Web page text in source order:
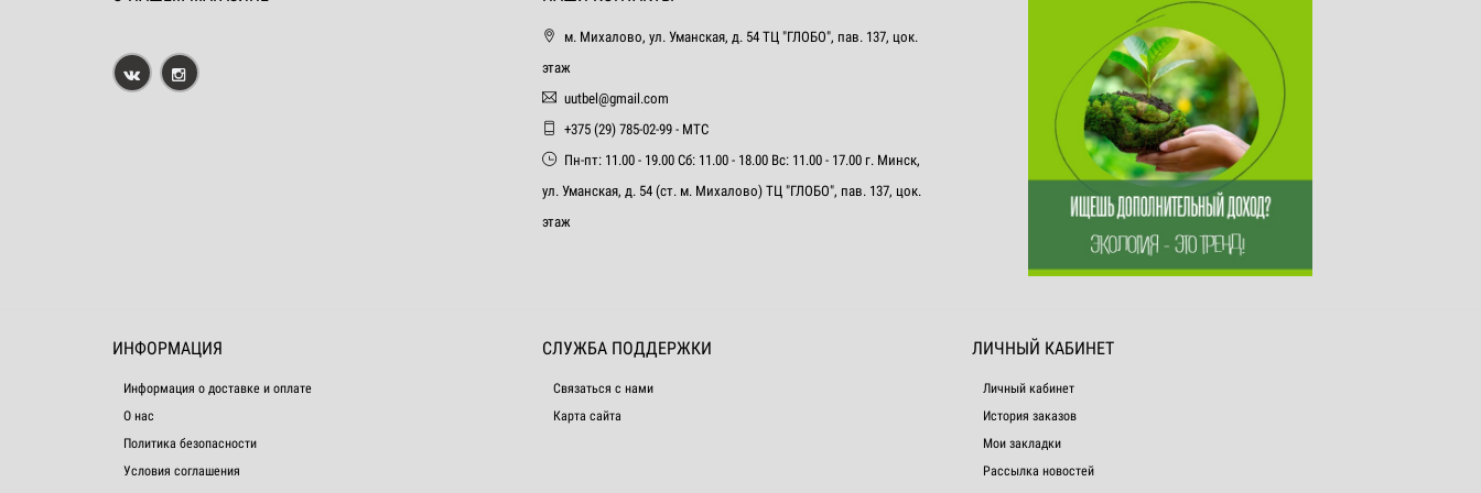
м. Михалово, ул. Уманская, д. 54 ТЦ "ГЛОБО", пав. 137, цок.
этаж
uutbel@gmail.com
+375 (29) 785-02-99 - МТС
Пн-пт: 11.00 - 19.00 Сб: 11.00 - 18.00 Вс: 11.00 - 17.00 г. Минск,
ул. Уманская, д. 54 (ст. м. Михалово) ТЦ "ГЛОБО", пав. 137, цок.
этаж
ИНФОРМАЦИЯ
Информация о доставке и оплате
О нас
Политика безопасности
Условия соглашения
СЛУЖБА ПОДДЕРЖКИ
Связаться с нами
Карта сайта
ЛИЧНЫЙ КАБИНЕТ
Личный кабинет
История заказов
Мои закладки
Рассылка новостей